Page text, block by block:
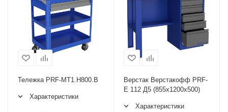
Тележка PRF-МT1.H800.В
Характеристики
Верстак Верстакофф PRF-
E 112 Д5 (855х1200х500)
Характеристики